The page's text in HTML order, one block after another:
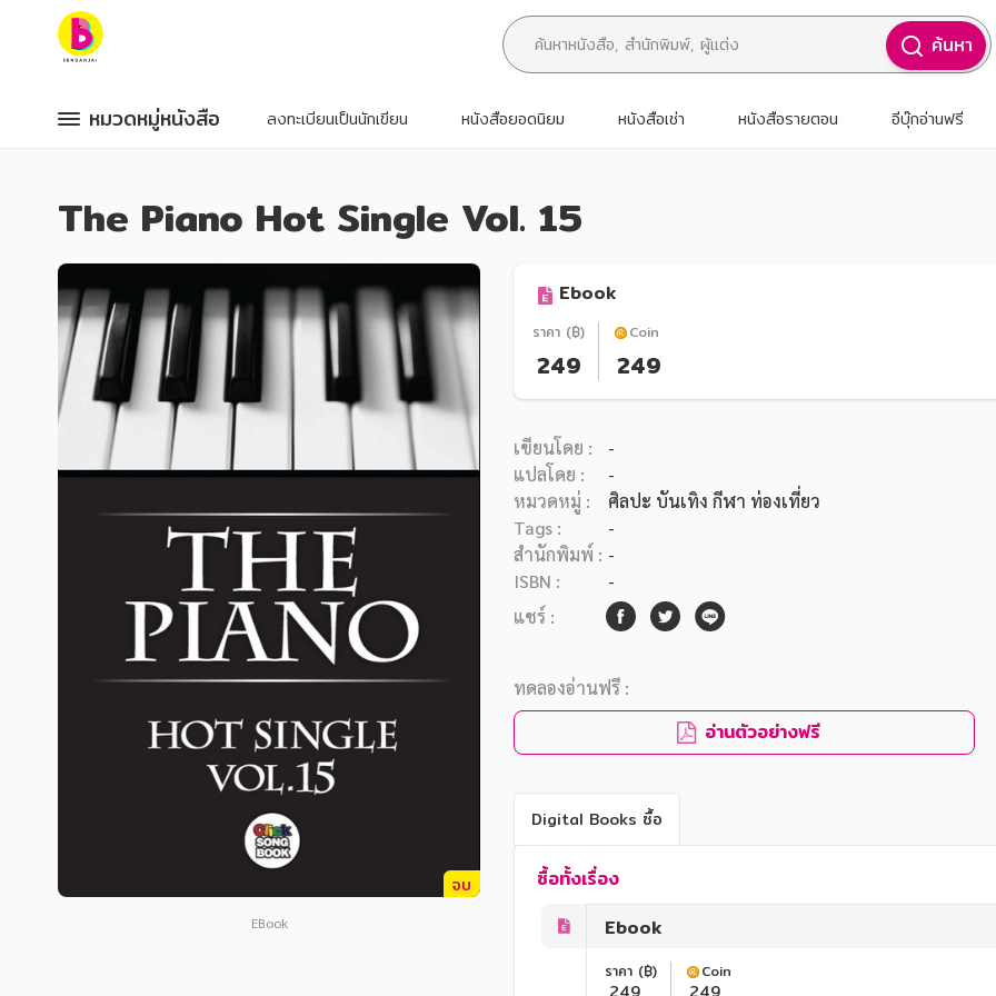
หมวดหมู่หนังสือ
หมวดหมู่ยอดนิยม
หนังสือออกใหม่
หนังสือยอดนิยม
หนังสือเช่า
อีบุ๊กอ่านฟรี
หนังสือเสียง
โปรโมชั่นลดราคา
หมวดหมู่หนังสือ
อาหาร สุขภาพ การแพทย์
ศิลปะ บันเทิง กีฬา ท่องเที่ยว
สังคม วัฒนธรรม การปกครอง ศาสนาและปรัชญา
กฎหมาย สัญญา ภาษี
การเงิน การลงทุน บริหาร
เทคโนโลยี การสื่อสาร วิทยาศาสตร์
ค้นหา
หมวดหมู่หนังสือ
หมวดหมู่หนังสือ
หมวดหมู่ยอดนิยม
หนังสือออกใหม่
หนังสือยอดนิยม
หนังสือเช่า
อีบุ๊กอ่านฟรี
หนังสือเสียง
โปรโมชั่นลดราคา
หมวดหมู่หนังสือ
อาหาร สุขภาพ การแพทย์
ศิลปะ บันเทิง กีฬา ท่องเที่ยว
สังคม วัฒนธรรม การปกครอง ศาสนาและปรัชญา
กฎหมาย สัญญา ภาษี
การเงิน การลงทุน บริหาร
เทคโนโลยี การสื่อสาร วิทยาศาสตร์
ลงทะเบียนเป็นนักเขียน หนังสือยอดนิยม หนังสือเช่า หนังสือรายตอน อีบุ๊กอ่านฟรี
The Piano Hot Single Vol. 15
จบ
EBook
Ebook
ราคา (฿)
249
Coin
249
เขียนโดย :
-
แปลโดย :
-
หมวดหมู่ :
ศิลปะ บันเทิง กีฬา ท่องเที่ยว
Tags :
-
สำนักพิมพ์ : -
ISBN :
-
แชร์ :
ทดลองอ่านฟรี :
อ่านตัวอย่างฟรี
Digital Books ซื้อ
ซื้อทั้งเรื่อง
Ebook
ราคา (฿) Coin